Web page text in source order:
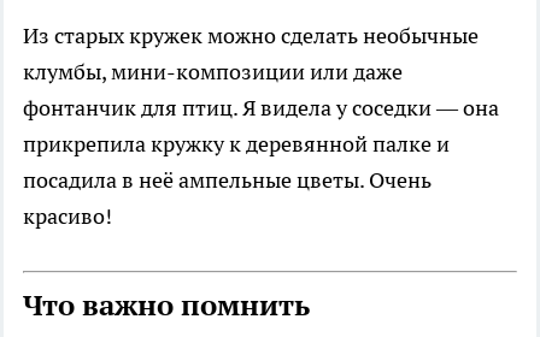
Из старых кружек можно сделать необычные
клумбы, мини-композиции или даже
фонтанчик для птиц. Я видела у соседки — она
прикрепила кружку к деревянной палке и
посадила в неё ампельные цветы. Очень
красиво!
Что важно помнить